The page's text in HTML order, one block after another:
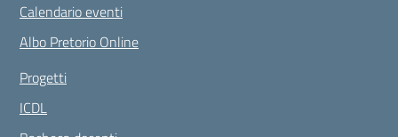
Calendario eventi
Albo Pretorio Online
Progetti
ICDL